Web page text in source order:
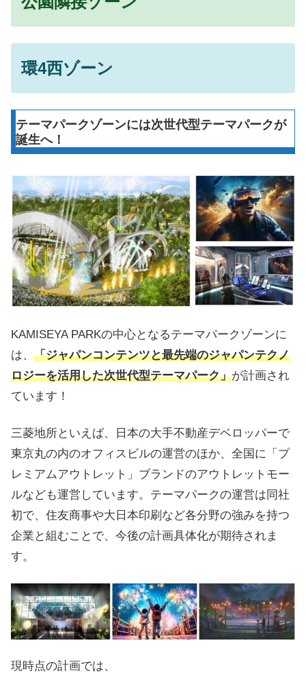
環4西ゾーン
テーマパークゾーンには次世代型テーマパークが
誕生へ！
KAMISEYA PARKの中心となるテーマパークゾーンに
は、 「ジャパンコンテンツと最先端のジャパンテクノ
ロジーを活用した次世代型テーマパーク」が計画され
ています！
三菱地所といえば、日本の大手不動産デベロッパーで
東京丸の内のオフィスビルの運営のほか、全国に「プ
レミアムアウトレット」ブランドのアウトレットモー
ルなども運営しています。テーマパークの運営は同社
初で、住友商事や大日本印刷など各分野の強みを持つ
企業と組むことで、今後の計画具体化が期待されま
す。
現時点の計画では、